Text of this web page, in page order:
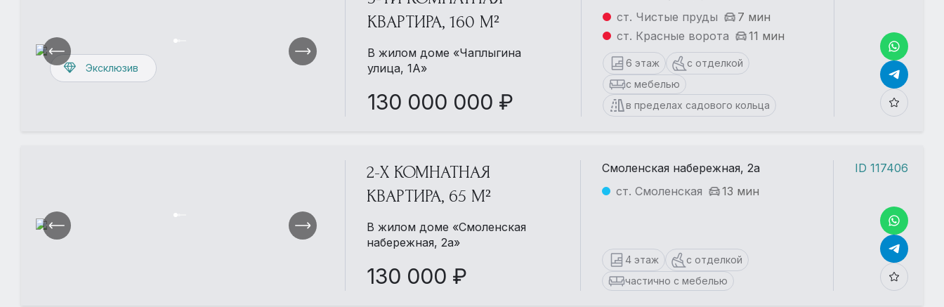
Эксклюзив
КВАРТИРА, 160 М²
В жилом доме «Чаплыгина
улица, 1А»
130 000 000 ₽
ст. Чистые пруды
7 мин
ст. Красные ворота
11 мин
6 этаж
с отделкой
с мебелью
в пределах садового кольца
2-Х КОМНАТНАЯ
КВАРТИРА, 65 М²
В жилом доме «Смоленская
набережная, 2а»
130 000 ₽
Смоленская набережная, 2а
ст. Смоленская
13 мин
4 этаж
с отделкой
частично с мебелью
ID 117406